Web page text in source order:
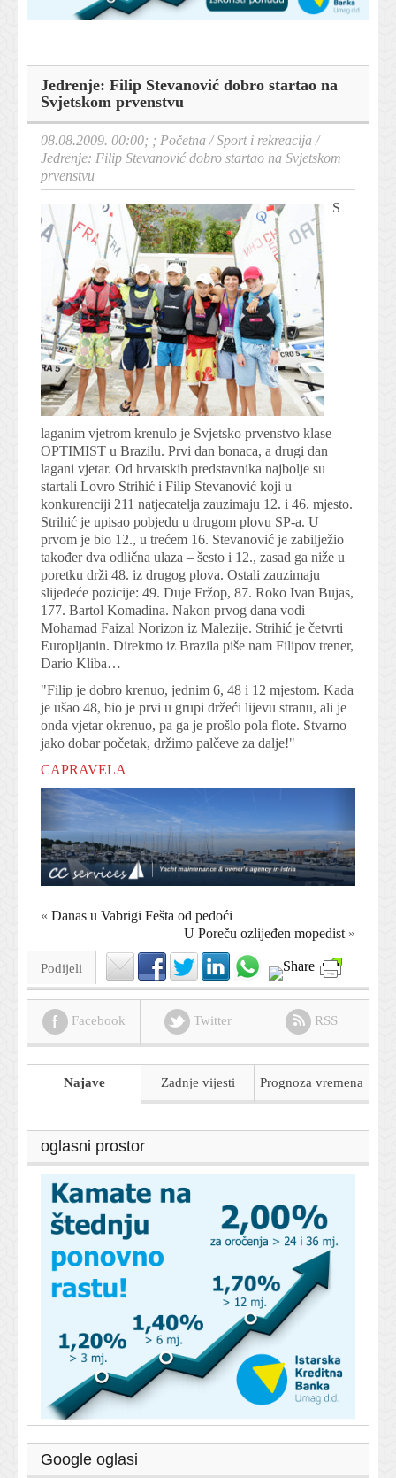
Jedrenje: Filip Stevanović dobro startao na
Svjetskom prvenstvu
08.08.2009. 00:00; ; Početna /Sport i rekreacija /
Jedrenje: Filip Stevanović dobro startao na Svjetskom
prvenstvu
S
laganim vjetrom krenulo je Svjetsko prvenstvo klase
OPTIMIST u Brazilu. Prvi dan bonaca, a drugi dan
lagani vjetar. Od hrvatskih predstavnika najbolje su
startali Lovro Strihić i Filip Stevanović koji u
konkurenciji 211 natjecatelja zauzimaju 12. i 46. mjesto.
Strihić je upisao pobjedu u drugom plovu SP-a. U
prvom je bio 12., u trećem 16. Stevanović je zabilježio
također dva odlična ulaza – šesto i 12., zasad ga niže u
poretku drži 48. iz drugog plova. Ostali zauzimaju
slijedeće pozicije: 49. Duje Fržop, 87. Roko Ivan Bujas,
177. Bartol Komadina. Nakon prvog dana vodi
Mohamad Faizal Norizon iz Malezije. Strihić je četvrti
Europljanin. Direktno iz Brazila piše nam Filipov trener,
Dario Kliba…
"Filip je dobro krenuo, jednim 6, 48 i 12 mjestom. Kada
je ušao 48, bio je prvi u grupi držeći lijevu stranu, ali je
onda vjetar okrenuo, pa ga je prošlo pola flote. Stvarno
jako dobar početak, držimo palčeve za dalje!"
CAPRAVELA
« Danas u Vabrigi Fešta od pedoći
U Poreču ozlijeđen mopedist »
Podijeli
Facebook Twitter RSS
Najave Zadnje vijesti Prognoza vremena
oglasni prostor
Google oglasi